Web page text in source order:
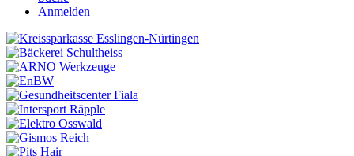
Anmelden